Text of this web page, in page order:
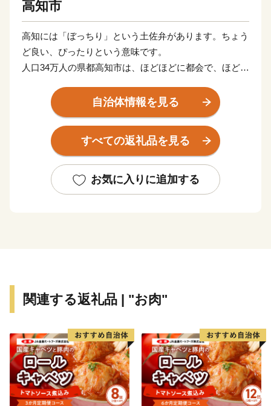
高知市
高知には「ぼっちり」という土佐弁があります。ちょう
ど良い、ぴったりという意味です。
人口34万人の県都高知市は、ほどほどに都会で、ほどよ
人が暮らすのにまさに「ぼっちり」の都市サイズです。
市域はかなり広いのですが、市街地としては南北３キ
ロ、東西５キロほど。
そのエリアの中に街の機能がぎゅっと詰まったコンパク
高知の魅力は、近くでとれた新鮮な魚や野菜など、季節
自治体情報を見る
すべての返礼品を見る
お気に入りに追加する
関連する返礼品 | "お肉"